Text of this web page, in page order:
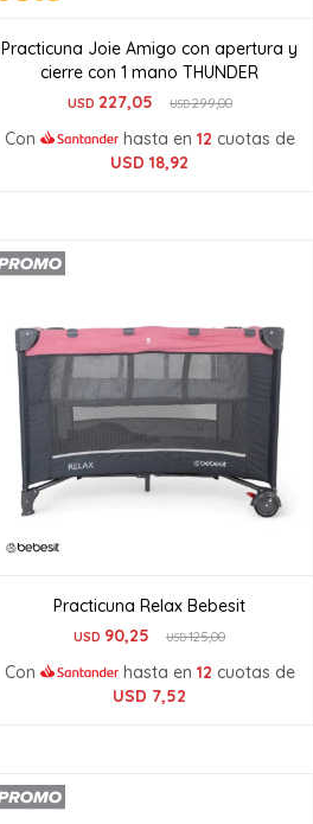
Practicuna Joie Amigo con apertura y
cierre con 1 mano THUNDER
USD 227,05 USD299,00
Con hasta en 12 cuotas de
USD 18,92
Practicuna Relax Bebesit
USD 90,25 USD125,00
Con hasta en 12 cuotas de
USD 7,52